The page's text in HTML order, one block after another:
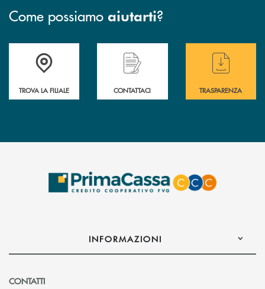
Come possiamo aiutarti?
Accedi all' elenco completo delle filiali .
TROVA LA FILIALE
Hai bisogno di assistenza immediata?
CONTATTACI
Hai bisogno di
TRASPARENZA
INFORMAZIONI
CONTATTI